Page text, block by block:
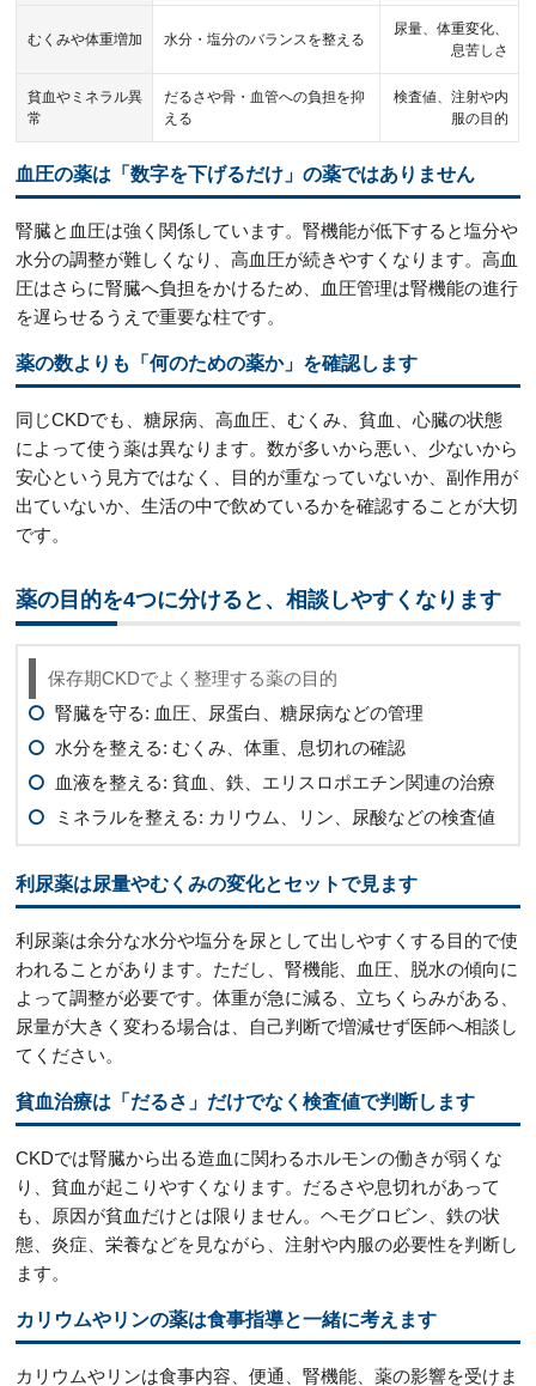
むくみや体重増加 水分・塩分のバランスを整える
尿量、体重変化、
息苦しさ
貧血やミネラル異
常
だるさや骨・血管への負担を抑
える
検査値、注射や内
服の目的
血圧の薬は「数字を下げるだけ」の薬ではありません
腎臓と血圧は強く関係しています。腎機能が低下すると塩分や
水分の調整が難しくなり、高血圧が続きやすくなります。高血
圧はさらに腎臓へ負担をかけるため、血圧管理は腎機能の進行
を遅らせるうえで重要な柱です。
薬の数よりも「何のための薬か」を確認します
同じCKDでも、糖尿病、高血圧、むくみ、貧血、心臓の状態
によって使う薬は異なります。数が多いから悪い、少ないから
安心という見方ではなく、目的が重なっていないか、副作用が
出ていないか、生活の中で飲めているかを確認することが大切
です。
薬の目的を4つに分けると、相談しやすくなります
保存期CKDでよく整理する薬の目的
腎臓を守る: 血圧、尿蛋白、糖尿病などの管理
水分を整える: むくみ、体重、息切れの確認
血液を整える: 貧血、鉄、エリスロポエチン関連の治療
ミネラルを整える: カリウム、リン、尿酸などの検査値
利尿薬は尿量やむくみの変化とセットで見ます
利尿薬は余分な水分や塩分を尿として出しやすくする目的で使
われることがあります。ただし、腎機能、血圧、脱水の傾向に
よって調整が必要です。体重が急に減る、立ちくらみがある、
尿量が大きく変わる場合は、自己判断で増減せず医師へ相談し
てください。
貧血治療は「だるさ」だけでなく検査値で判断します
CKDでは腎臓から出る造血に関わるホルモンの働きが弱くな
り、貧血が起こりやすくなります。だるさや息切れがあって
も、原因が貧血だけとは限りません。ヘモグロビン、鉄の状
態、炎症、栄養などを見ながら、注射や内服の必要性を判断し
ます。
カリウムやリンの薬は食事指導と一緒に考えます
カリウムやリンは食事内容、便通、腎機能、薬の影響を受けま